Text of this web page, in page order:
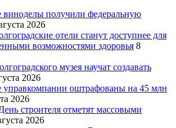
виноделы получили федеральную
2026
отели станут доступнее для
возможностями здоровья 8
музея научат создавать
2026
управкомпании оштрафованы на 45 млн
2026
строителя отметят массовыми
2026